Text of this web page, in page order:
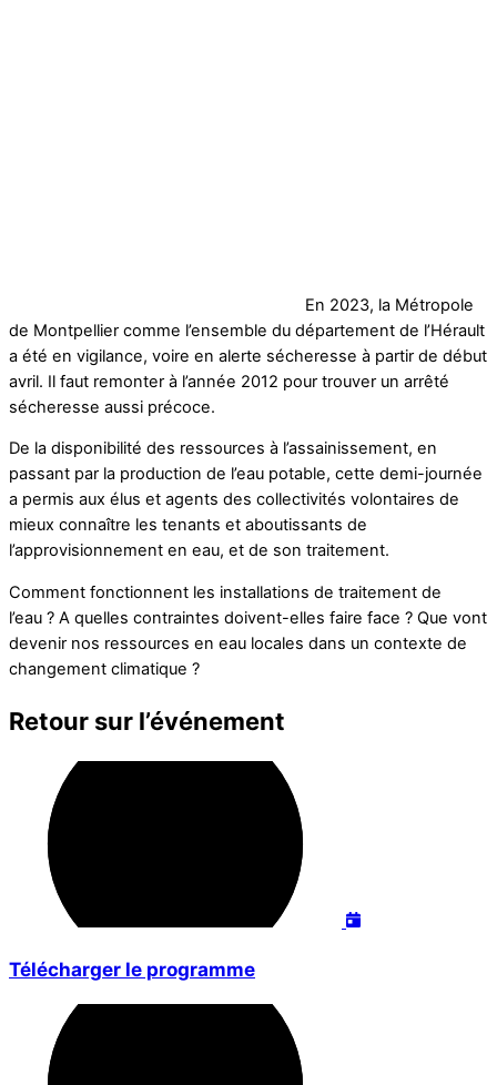
En 2023, la Métropole
de Montpellier comme l’ensemble du département de l’Hérault
a été en vigilance, voire en alerte sécheresse à partir de début
avril. Il faut remonter à l’année 2012 pour trouver un arrêté
sécheresse aussi précoce.
De la disponibilité des ressources à l’assainissement, en
passant par la production de l’eau potable, cette demi-journée
a permis aux élus et agents des collectivités volontaires de
mieux connaître les tenants et aboutissants de
l’approvisionnement en eau, et de son traitement.
Comment fonctionnent les installations de traitement de
l’eau ? A quelles contraintes doivent-elles faire face ? Que vont
devenir nos ressources en eau locales dans un contexte de
changement climatique ?
Retour sur l’événement
Télécharger le programme